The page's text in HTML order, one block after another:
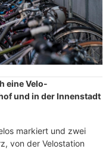
eine Velo-
und in der Innenstadt
markiert und zwei
von der Velostation